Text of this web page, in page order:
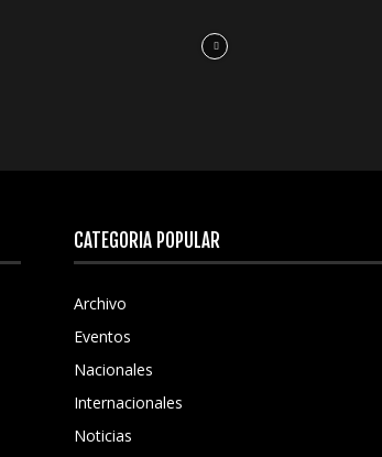
CATEGORÍA POPULAR
Archivo
Eventos
Nacionales
Internacionales
Noticias